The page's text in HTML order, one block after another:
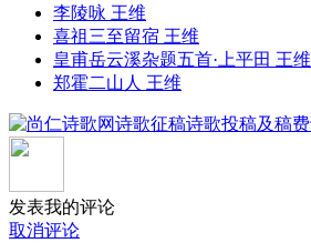
李陵咏 王维
喜祖三至留宿 王维
皇甫岳云溪杂题五首·上平田 王维
郑霍二山人 王维
发表我的评论
取消评论